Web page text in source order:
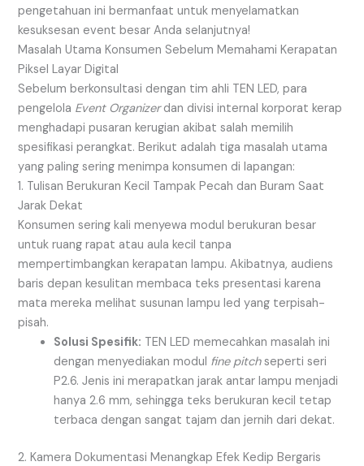
pengetahuan ini bermanfaat untuk menyelamatkan
kesuksesan event besar Anda selanjutnya!
Masalah Utama Konsumen Sebelum Memahami Kerapatan
Piksel Layar Digital
Sebelum berkonsultasi dengan tim ahli TEN LED, para
pengelola Event Organizerdan divisi internal korporat kerap
menghadapi pusaran kerugian akibat salah memilih
spesifikasi perangkat. Berikut adalah tiga masalah utama
yang paling sering menimpa konsumen di lapangan:
1. Tulisan Berukuran Kecil Tampak Pecah dan Buram Saat
Jarak Dekat
Konsumen sering kali menyewa modul berukuran besar
untuk ruang rapat atau aula kecil tanpa
mempertimbangkan kerapatan lampu. Akibatnya, audiens
baris depan kesulitan membaca teks presentasi karena
mata mereka melihat susunan lampu led yang terpisah-
pisah.
Solusi Spesifik: TEN LED memecahkan masalah ini
dengan menyediakan modul fine pitchseperti seri
P2.6. Jenis ini merapatkan jarak antar lampu menjadi
hanya 2.6 mm, sehingga teks berukuran kecil tetap
terbaca dengan sangat tajam dan jernih dari dekat.
2. Kamera Dokumentasi Menangkap Efek Kedip Bergaris